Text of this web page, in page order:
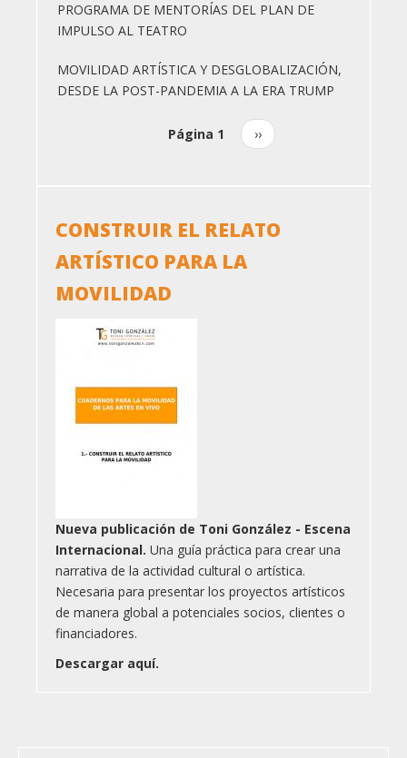
PROGRAMA DE MENTORÍAS DEL PLAN DE
IMPULSO AL TEATRO
MOVILIDAD ARTÍSTICA Y DESGLOBALIZACIÓN,
DESDE LA POST-PANDEMIA A LA ERA TRUMP
Página 1
Siguiente
página
››
CONSTRUIR EL RELATO
ARTÍSTICO PARA LA
MOVILIDAD
Nueva publicación de Toni González - Escena
Internacional. Una guía práctica para crear una
narrativa de la actividad cultural o artística.
Necesaria para presentar los proyectos artísticos
de manera global a potenciales socios, clientes o
financiadores.
Descargar aquí.